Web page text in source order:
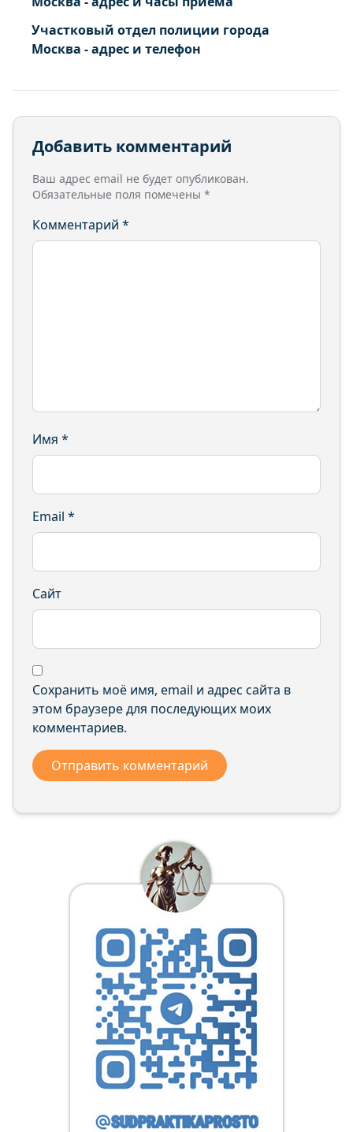
Участковый отдел полиции города
Москва - адрес и телефон
Добавить комментарий
Ваш адрес email не будет опубликован.
Обязательные поля помечены *
Комментарий *
Имя *
Email *
Сайт
Сохранить моё имя, email и адрес сайта в
этом браузере для последующих моих
комментариев.